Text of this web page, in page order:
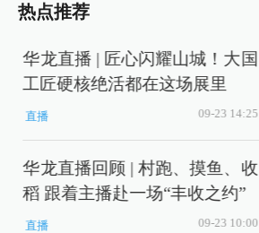
热点推荐
华龙直播 | 匠心闪耀山城！大国
工匠硬核绝活都在这场展里
直播 09-23 14:25
华龙直播回顾 | 村跑、摸鱼、收
稻 跟着主播赴一场“丰收之约”
直播 09-23 10:00